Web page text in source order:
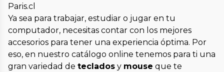
Paris.cl
Ya sea para trabajar, estudiar o jugar en tu
computador, necesitas contar con los mejores
accesorios para tener una experiencia óptima. Por
eso, en nuestro catálogo online tenemos para ti una
gran variedad de teclados y mouse que te